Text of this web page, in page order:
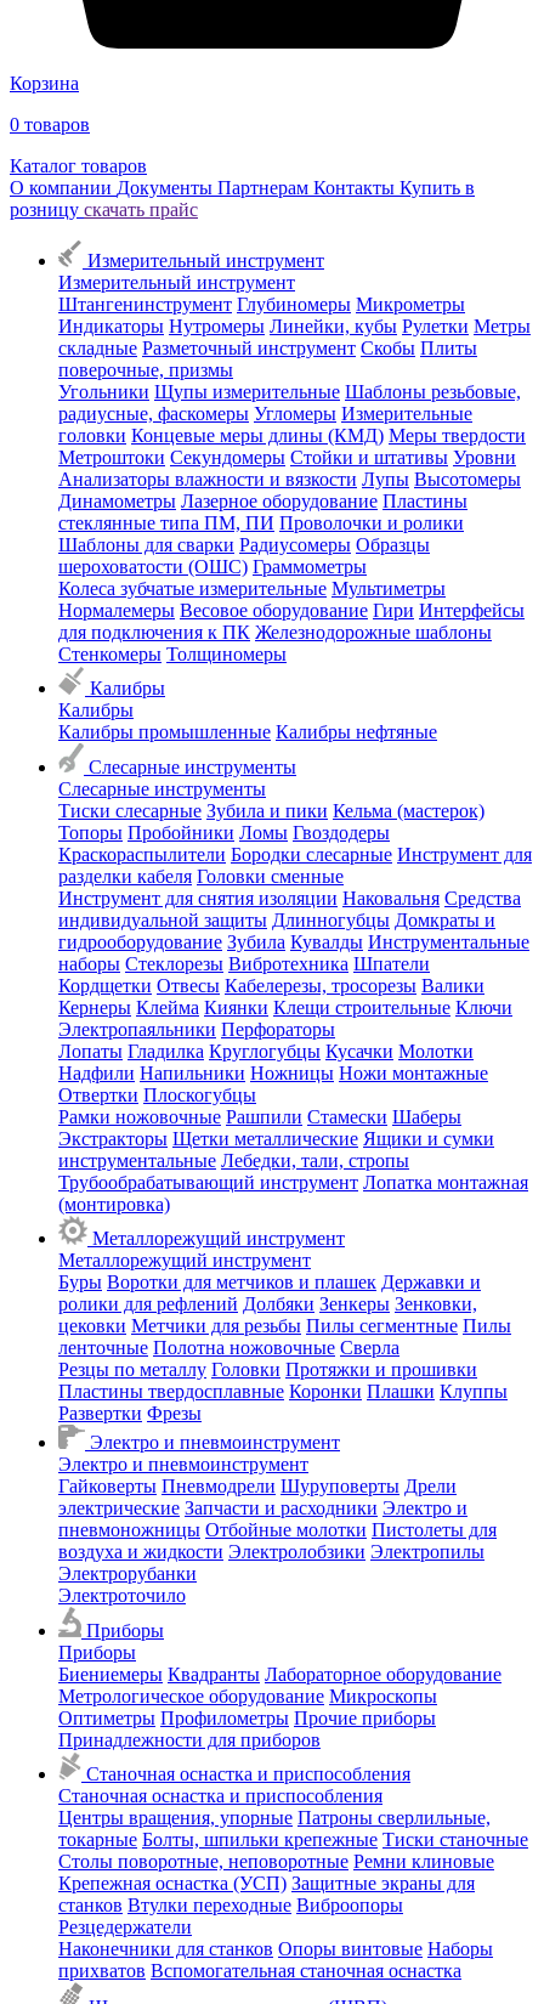
Корзина
0 товаров
Каталог товаров
О компании Документы Партнерам Контакты Купить в
розницу скачать прайс
Измерительный инструмент
Измерительный инструмент
Штангенинструмент Глубиномеры Микрометры
Индикаторы Нутромеры Линейки, кубы Рулетки Метры
складные Разметочный инструмент Скобы Плиты
поверочные, призмы
Угольники Щупы измерительные Шаблоны резьбовые,
радиусные, фаскомеры Угломеры Измерительные
головки Концевые меры длины (КМД) Меры твердости
Метроштоки Секундомеры Стойки и штативы Уровни
Анализаторы влажности и вязкости Лупы Высотомеры
Динамометры Лазерное оборудование Пластины
стеклянные типа ПМ, ПИ Проволочки и ролики
Шаблоны для сварки Радиусомеры Образцы
шероховатости (ОШС) Граммометры
Колеса зубчатые измерительные Мультиметры
Нормалемеры Весовое оборудование Гири Интерфейсы
для подключения к ПК Железнодорожные шаблоны
Стенкомеры Толщиномеры
Калибры
Калибры
Калибры промышленные Калибры нефтяные
Слесарные инструменты
Слесарные инструменты
Тиски слесарные Зубила и пики Кельма (мастерок)
Топоры Пробойники Ломы Гвоздодеры
Краскораспылители Бородки слесарные Инструмент для
разделки кабеля Головки сменные
Инструмент для снятия изоляции Наковальня Средства
индивидуальной защиты Длинногубцы Домкраты и
гидрооборудование Зубила Кувалды Инструментальные
наборы Стеклорезы Вибротехника Шпатели
Кордщетки Отвесы Кабелерезы, тросорезы Валики
Кернеры Клейма Киянки Клещи строительные Ключи
Электропаяльники Перфораторы
Лопаты Гладилка Круглогубцы Кусачки Молотки
Надфили Напильники Ножницы Ножи монтажные
Отвертки Плоскогубцы
Рамки ножовочные Рашпили Стамески Шаберы
Экстракторы Щетки металлические Ящики и сумки
инструментальные Лебедки, тали, стропы
Трубообрабатывающий инструмент Лопатка монтажная
(монтировка)
Металлорежущий инструмент
Металлорежущий инструмент
Буры Воротки для метчиков и плашек Державки и
ролики для рефлений Долбяки Зенкеры Зенковки,
цековки Метчики для резьбы Пилы сегментные Пилы
ленточные Полотна ножовочные Сверла
Резцы по металлу Головки Протяжки и прошивки
Пластины твердосплавные Коронки Плашки Клуппы
Развертки Фрезы
Электро и пневмоинструмент
Электро и пневмоинструмент
Гайковерты Пневмодрели Шуруповерты Дрели
электрические Запчасти и расходники Электро и
пневмоножницы Отбойные молотки Пистолеты для
воздуха и жидкости Электролобзики Электропилы
Электрорубанки
Электроточило
Приборы
Приборы
Биениемеры Квадранты Лабораторное оборудование
Метрологическое оборудование Микроскопы
Оптиметры Профилометры Прочие приборы
Принадлежности для приборов
Станочная оснастка и приспособления
Станочная оснастка и приспособления
Центры вращения, упорные Патроны сверлильные,
токарные Болты, шпильки крепежные Тиски станочные
Столы поворотные, неповоротные Ремни клиновые
Крепежная оснастка (УСП) Защитные экраны для
станков Втулки переходные Виброопоры
Резцедержатели
Наконечники для станков Опоры винтовые Наборы
прихватов Вспомогательная станочная оснастка